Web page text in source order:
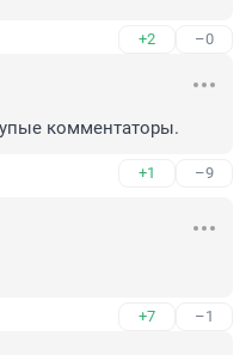
+2 –0
комментаторы.
+1 –9
+7 –1